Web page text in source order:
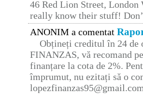
46 Red Lion Street, London
really know their stuff!
ANONIM a comentat
Obțineți creditul în 24 de
FINANZAS, vă recomand
finanțare la cota de 2%.
împrumut, nu ezitați să o